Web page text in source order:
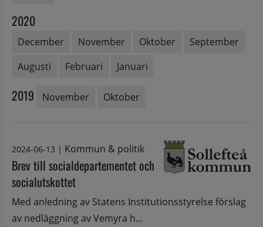
2020
December November Oktober
September
Augusti
Februari Januari
2019 November Oktober
2024-06-13 | Kommun & politik
Brev till socialdepartementet och
socialutskottet
Med anledning av Statens Institutionsstyrelse förslag
av nedläggning av Vemyra h...